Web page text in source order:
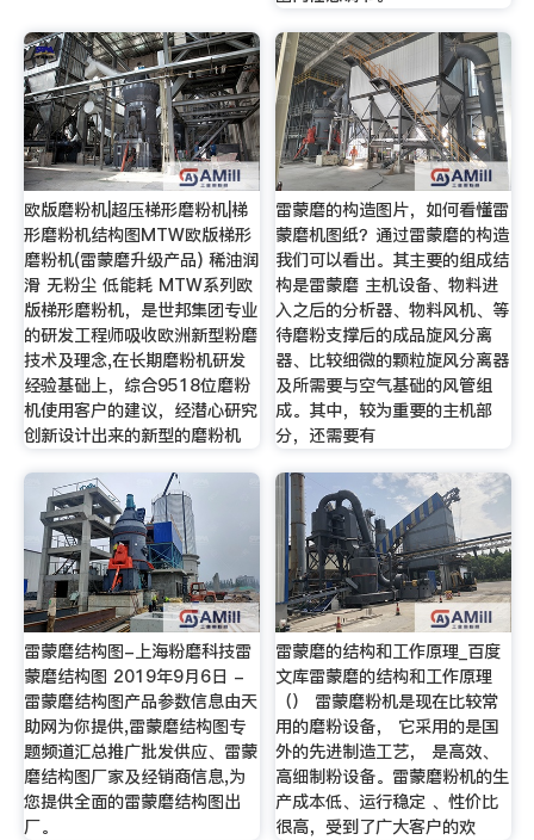
欧版磨粉机|超压梯形磨粉机|梯
形磨粉机结构图MTW欧版梯形
磨粉机(雷蒙磨升级产品) 稀油润
滑 无粉尘 低能耗 MTW系列欧
版梯形磨粉机，是世邦集团专业
的研发工程师吸收欧洲新型粉磨
技术及理念,在长期磨粉机研发
经验基础上，综合9518位磨粉
机使用客户的建议，经潜心研究
创新设计出来的新型的磨粉机
雷蒙磨的构造图片，如何看懂雷
蒙磨机图纸？通过雷蒙磨的构造
我们可以看出。其主要的组成结
构是雷蒙磨 主机设备、物料进
入之后的分析器、物料风机、等
待磨粉支撑后的成品旋风分离
器、比较细微的颗粒旋风分离器
及所需要与空气基础的风管组
成。其中，较为重要的主机部
分，还需要有
雷蒙磨结构图-上海粉磨科技雷
蒙磨结构图 2019年9月6日 -
雷蒙磨结构图产品参数信息由天
助网为你提供,雷蒙磨结构图专
题频道汇总推广批发供应、雷蒙
磨结构图厂家及经销商信息,为
您提供全面的雷蒙磨结构图出
厂。
雷蒙磨的结构和工作原理_百度
文库雷蒙磨的结构和工作原理
（） 雷蒙磨粉机是现在比较常
用的磨粉设备， 它采用的是国
外的先进制造工艺， 是高效、
高细制粉设备。雷蒙磨粉机的生
产成本低、运行稳定 、性价比
很高，受到了广大客户的欢